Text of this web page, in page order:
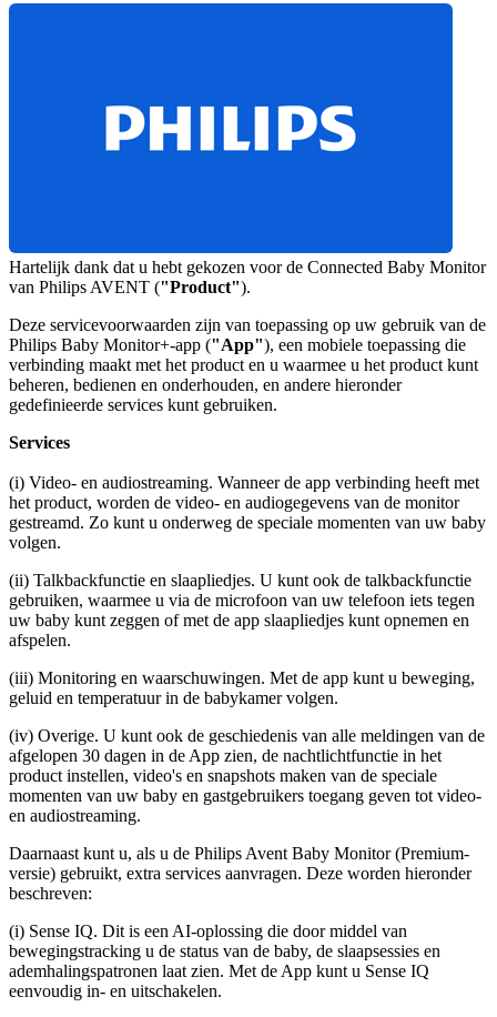
Hartelijk dank dat u hebt gekozen voor de Connected Baby Monitor
van Philips AVENT ("Product").
Deze servicevoorwaarden zijn van toepassing op uw gebruik van de
Philips Baby Monitor+-app ("App"), een mobiele toepassing die
verbinding maakt met het product en u waarmee u het product kunt
beheren, bedienen en onderhouden, en andere hieronder
gedefinieerde services kunt gebruiken.
Services
(i) Video- en audiostreaming. Wanneer de app verbinding heeft met
het product, worden de video- en audiogegevens van de monitor
gestreamd. Zo kunt u onderweg de speciale momenten van uw baby
volgen.
(ii) Talkbackfunctie en slaapliedjes. U kunt ook de talkbackfunctie
gebruiken, waarmee u via de microfoon van uw telefoon iets tegen
uw baby kunt zeggen of met de app slaapliedjes kunt opnemen en
afspelen.
(iii) Monitoring en waarschuwingen. Met de app kunt u beweging,
geluid en temperatuur in de babykamer volgen.
(iv) Overige. U kunt ook de geschiedenis van alle meldingen van de
afgelopen 30 dagen in de App zien, de nachtlichtfunctie in het
product instellen, video's en snapshots maken van de speciale
momenten van uw baby en gastgebruikers toegang geven tot video-
en audiostreaming.
Daarnaast kunt u, als u de Philips Avent Baby Monitor (Premium-
versie) gebruikt, extra services aanvragen. Deze worden hieronder
beschreven:
(i) Sense IQ. Dit is een AI-oplossing die door middel van
bewegingstracking u de status van de baby, de slaapsessies en
ademhalingspatronen laat zien. Met de App kunt u Sense IQ
eenvoudig in- en uitschakelen.